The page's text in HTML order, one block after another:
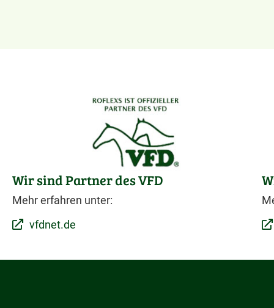
Wir sind Partner des VFD
Mehr erfahren unter:
vfdnet.de